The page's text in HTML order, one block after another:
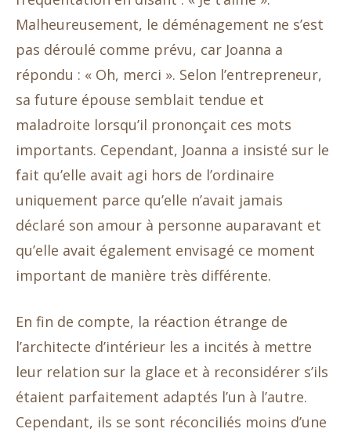
Malheureusement, le déménagement ne s’est
pas déroulé comme prévu, car Joanna a
répondu : « Oh, merci ». Selon l’entrepreneur,
sa future épouse semblait tendue et
maladroite lorsqu’il prononçait ces mots
importants. Cependant, Joanna a insisté sur le
fait qu’elle avait agi hors de l’ordinaire
uniquement parce qu’elle n’avait jamais
déclaré son amour à personne auparavant et
qu’elle avait également envisagé ce moment
important de manière très différente.
En fin de compte, la réaction étrange de
l’architecte d’intérieur les a incités à mettre
leur relation sur la glace et à reconsidérer s’ils
étaient parfaitement adaptés l’un à l’autre.
Cependant, ils se sont réconciliés moins d’une